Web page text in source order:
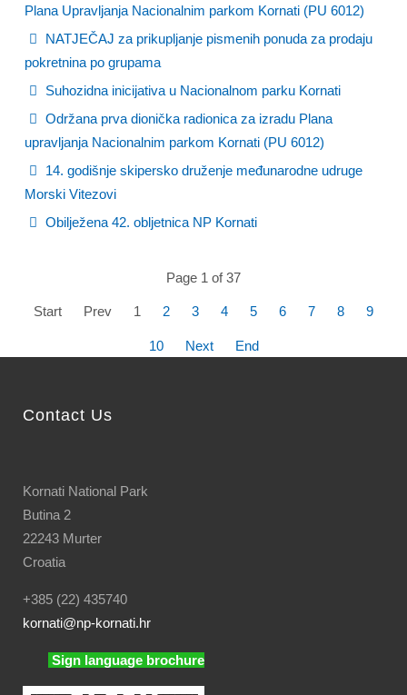
Plana Upravljanja Nacionalnim parkom Kornati (PU 6012)
NATJEČAJ za prikupljanje pismenih ponuda za prodaju
pokretnina po grupama
Suhozidna inicijativa u Nacionalnom parku Kornati
Održana prva dionička radionica za izradu Plana
upravljanja Nacionalnim parkom Kornati (PU 6012)
14. godišnje skipersko druženje međunarodne udruge
Morski Vitezovi
Obilježena 42. obljetnica NP Kornati
Page 1 of 37
Start Prev 1 2 3 4 5 6 7 8 9
10 Next End
Contact Us
Kornati National Park
Butina 2
22243 Murter
Croatia
+385 (22) 435740
kornati@np-kornati.hr
Sign language brochure